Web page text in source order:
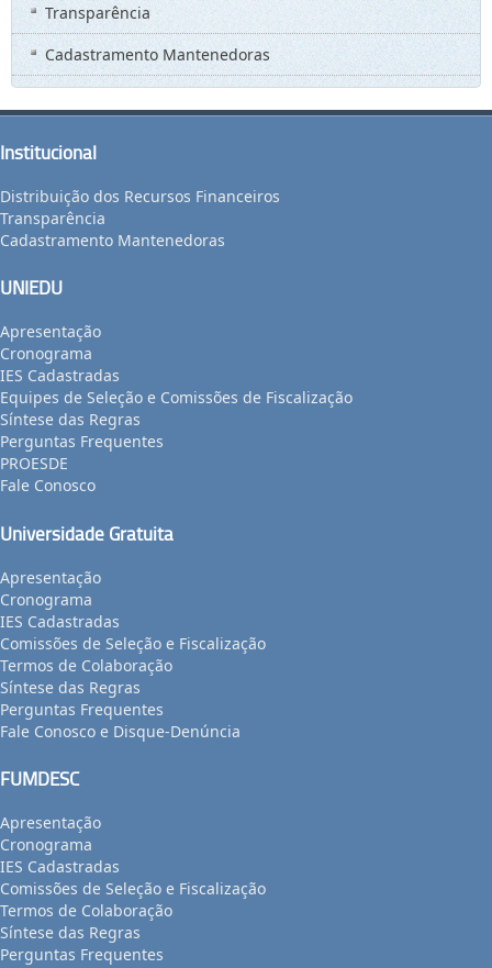
Transparência
Cadastramento Mantenedoras
Institucional
Distribuição dos Recursos Financeiros
Transparência
Cadastramento Mantenedoras
UNIEDU
Apresentação
Cronograma
IES Cadastradas
Equipes de Seleção e Comissões de Fiscalização
Síntese das Regras
Perguntas Frequentes
PROESDE
Fale Conosco
Universidade Gratuita
Apresentação
Cronograma
IES Cadastradas
Comissões de Seleção e Fiscalização
Termos de Colaboração
Síntese das Regras
Perguntas Frequentes
Fale Conosco e Disque-Denúncia
FUMDESC
Apresentação
Cronograma
IES Cadastradas
Comissões de Seleção e Fiscalização
Termos de Colaboração
Síntese das Regras
Perguntas Frequentes